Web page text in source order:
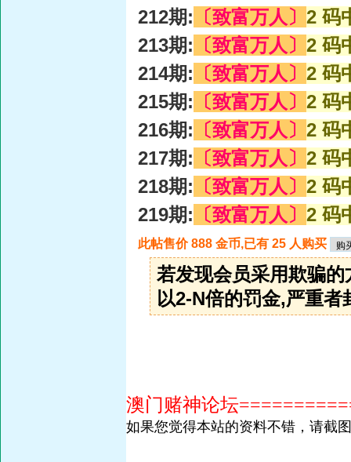
212期: 〔致富万人〕 2 码
213期: 〔致富万人〕 2 码
214期: 〔致富万人〕 2 码
215期: 〔致富万人〕 2 码
216期: 〔致富万人〕 2 码
217期: 〔致富万人〕 2 码
218期: 〔致富万人〕 2 码
219期: 〔致富万人〕 2 码
此帖售价 888 金币,已有 25 人购买
若发现会员采用欺骗
以2-N倍的罚金,严重者
澳门赌神论坛
如果您觉得本站的资料不错，请截